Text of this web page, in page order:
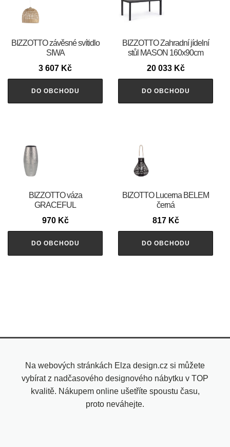
BIZZOTTO závěsné svítidlo
SIWA
3 607 Kč
DO OBCHODU
BIZZOTTO Zahradní jídelní
stůl MASON 160x90cm
20 033 Kč
DO OBCHODU
BIZZOTTO váza
GRACEFUL
970 Kč
DO OBCHODU
BIZOTTO Lucerna BELEM
černá
817 Kč
DO OBCHODU
Na webových stránkách Elza design.cz si můžete
vybírat z nadčasového designového nábytku v TOP
kvalitě. Nákupem online ušetříte spoustu času,
proto neváhejte.